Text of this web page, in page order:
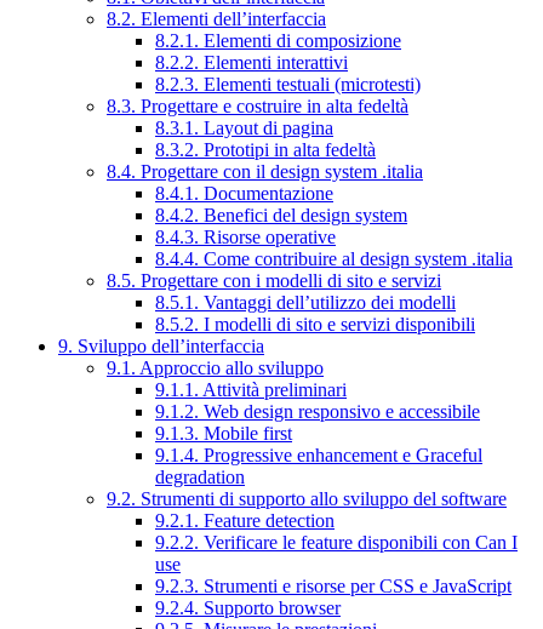
8.2. Elementi dell’interfaccia
8.2.1. Elementi di composizione
8.2.2. Elementi interattivi
8.2.3. Elementi testuali (microtesti)
8.3. Progettare e costruire in alta fedeltà
8.3.1. Layout di pagina
8.3.2. Prototipi in alta fedeltà
8.4. Progettare con il design system .italia
8.4.1. Documentazione
8.4.2. Benefici del design system
8.4.3. Risorse operative
8.4.4. Come contribuire al design system .italia
8.5. Progettare con i modelli di sito e servizi
8.5.1. Vantaggi dell’utilizzo dei modelli
8.5.2. I modelli di sito e servizi disponibili
9. Sviluppo dell’interfaccia
9.1. Approccio allo sviluppo
9.1.1. Attività preliminari
9.1.2. Web design responsivo e accessibile
9.1.3. Mobile first
9.1.4. Progressive enhancement e Graceful
degradation
9.2. Strumenti di supporto allo sviluppo del software
9.2.1. Feature detection
9.2.2. Verificare le feature disponibili con Can I
use
9.2.3. Strumenti e risorse per CSS e JavaScript
9.2.4. Supporto browser